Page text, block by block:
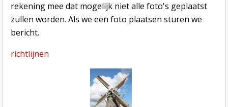
rekening mee dat mogelijk niet alle foto's geplaatst
zullen worden. Als we een foto plaatsen sturen we
bericht.
richtlijnen